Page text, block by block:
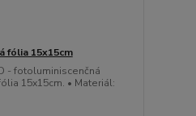
fólia 15x15cm
- fotoluminiscenčná
15x15cm. • Materiál: